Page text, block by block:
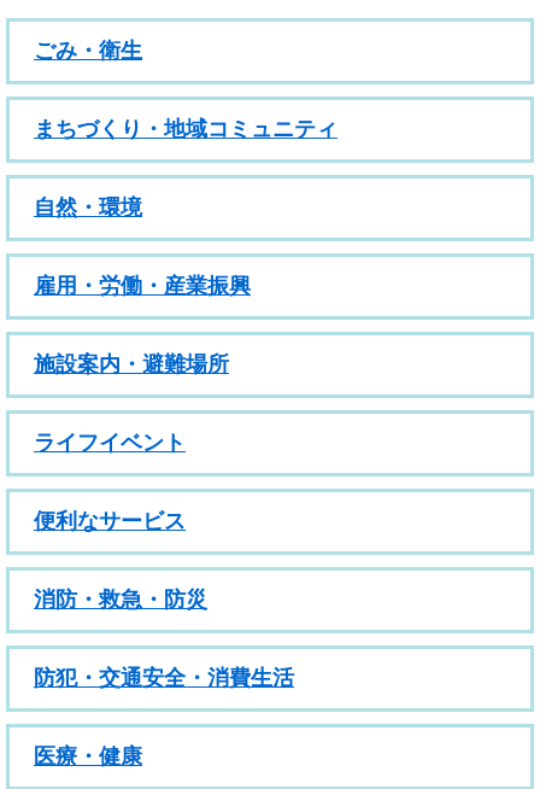
ごみ・衛生
まちづくり・地域コミュニティ
自然・環境
雇用・労働・産業振興
施設案内・避難場所
ライフイベント
便利なサービス
消防・救急・防災
防犯・交通安全・消費生活
医療・健康